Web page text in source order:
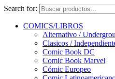
Search for:
COMICS/LIBROS
Alternativo /
Clasicos /
Comic Book DC
Comic Book Marvel
Cómic Europeo